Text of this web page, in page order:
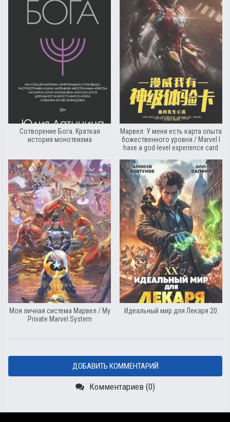
Сотворение Бога. Краткая
история монотеизма
Марвел: У меня есть карта опыта
божественного уровня / Marvel I
have a god-level experience card
Моя личная система Марвел / My
Private Marvel System
Идеальный мир для Лекаря 20
ДОБАВИТЬ КОММЕНТАРИЙ
Комментариев (0)